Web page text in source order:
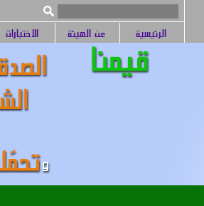
الرئيسية عن الهيئة الاختبارات